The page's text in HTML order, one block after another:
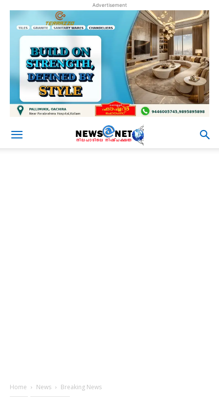
Advertisement
Home News Breaking News